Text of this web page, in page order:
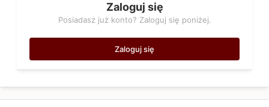
Zaloguj się
Posiadasz już konto? Zaloguj się poniżej.
Zaloguj się